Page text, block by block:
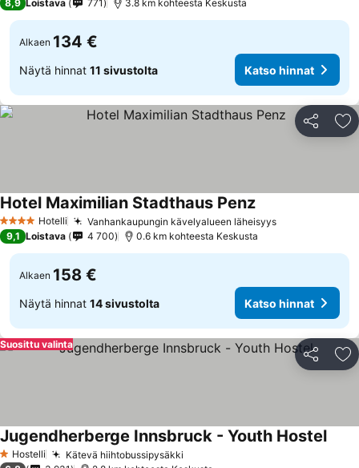
8,9 Loistava 771 3.8 km kohteesta Keskusta
Alkaen 134 €
Näytä hinnat 11 sivustolta Katso hinnat
Jaa
4 Tähtiluokitus
Hotelli Vanhankaupungin kävelyalueen läheisyys
Hotel Maximilian Stadthaus Penz
9,1 Loistava 4 700 0.6 km kohteesta Keskusta
Alkaen 158 €
Näytä hinnat 14 sivustolta Katso hinnat
Jaa
Suosittu valinta
1 Tähtiluokitus
Hostelli Kätevä hiihtobussipysäkki
Jugendherberge Innsbruck - Youth Hostel